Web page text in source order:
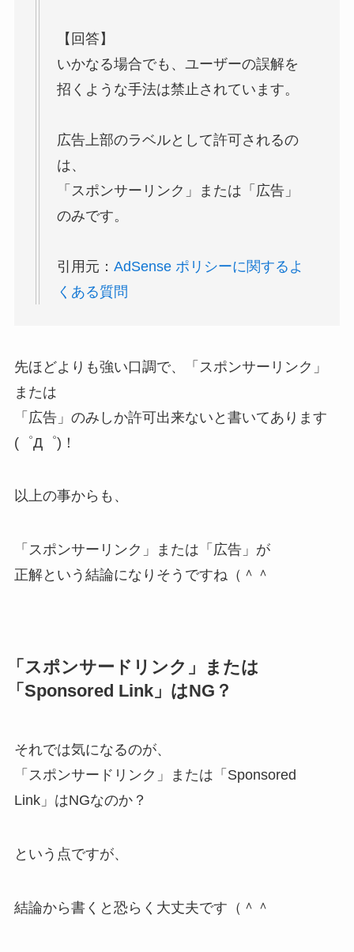
【回答】
いかなる場合でも、ユーザーの誤解を
招くような手法は禁止されています。
広告上部のラベルとして許可されるの
は、
「スポンサーリンク」または「広告」
のみです。
引用元： AdSense ポリシーに関するよ
くある質問
先ほどよりも強い口調で、「スポンサーリンク」
または
「広告」のみしか許可出来ないと書いてあります
(゜Д゜)！
以上の事からも、
「スポンサーリンク」または「広告」が
正解という結論になりそうですね（＾＾
「スポンサードリンク」または
「Sponsored Link」はNG？
それでは気になるのが、
「スポンサードリンク」または「Sponsored
Link」はNGなのか？
という点ですが、
結論から書くと恐らく大丈夫です（＾＾